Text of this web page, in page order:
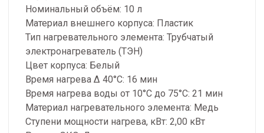
Номинальный объём: 10 л
Материал внешнего корпуса: Пластик
Тип нагревательного элемента: Трубчатый
электронагреватель (ТЭН)
Цвет корпуса: Белый
Время нагрева Δ 40°С: 16 мин
Время нагрева воды от 10°С до 75°С: 21 мин
Материал нагревательного элемента: Медь
Ступени мощности нагрева, кВт: 2,00 кВт